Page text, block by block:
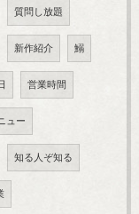
質問し放題
新作紹介 鰯
営業時間
ュー
知る人ぞ知る